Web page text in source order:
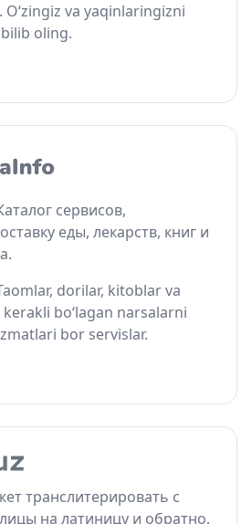
va yaqinlaringizni
oling.
сервисов,
еды, лекарств, книг и
dorilar, kitoblar va
bo‘lagan narsalarni
bor servislar.
транслитерировать с
на латиницу и обратно.